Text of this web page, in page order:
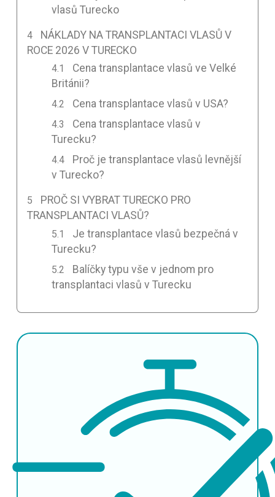
vlasů Turecko
NÁKLADY NA TRANSPLANTACI VLASŮ V
ROCE 2026 V TURECKO
Cena transplantace vlasů ve Velké
Británii?
Cena transplantace vlasů v USA?
Cena transplantace vlasů v
Turecku?
Proč je transplantace vlasů levnější
v Turecko?
PROČ SI VYBRAT TURECKO PRO
TRANSPLANTACI VLASŮ?
Je transplantace vlasů bezpečná v
Turecku?
Balíčky typu vše v jednom pro
transplantaci vlasů v Turecku